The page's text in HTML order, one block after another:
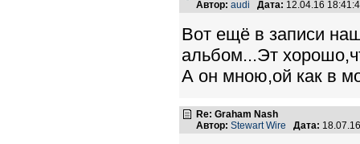
Автор: audi Дата: 12.04.16
Вот ещё в записи
альбом...Эт
А он мною,ой как в
Re: Graham Nash
Автор: Stewart Wire Дата: